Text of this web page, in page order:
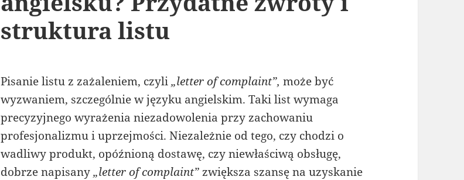
struktura listu
Pisanie listu z zażaleniem, czyli„letter of complaint”, może być
wyzwaniem, szczególnie w języku angielskim. Taki list wymaga
precyzyjnego wyrażenia niezadowolenia przy zachowaniu
profesjonalizmu i uprzejmości. Niezależnie od tego, czy chodzi o
wadliwy produkt, opóźnioną dostawę, czy niewłaściwą obsługę,
dobrze napisany„letter of complaint”zwiększa szansę na uzyskanie